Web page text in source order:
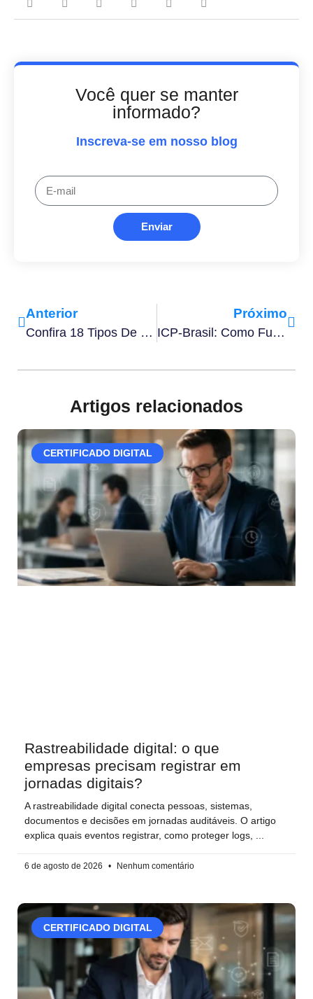
Você quer se manter
informado?
Inscreva-se em nosso blog
Enviar
Anterior
Confira 18 Tipos De Organizador De Tarefas Para IPhone
Próximo
ICP-Brasil: Como Funciona A Infraestrutura De Chaves Públicas Brasileiras
Artigos relacionados
CERTIFICADO DIGITAL
Rastreabilidade digital: o que
empresas precisam registrar em
jornadas digitais?
A rastreabilidade digital conecta pessoas, sistemas,
documentos e decisões em jornadas auditáveis. O artigo
explica quais eventos registrar, como proteger logs,
6 de agosto de 2026 Nenhum comentário
CERTIFICADO DIGITAL